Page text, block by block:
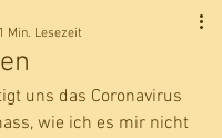
1 Min. Lesezeit
uns das Coronavirus
wie ich es mir nicht